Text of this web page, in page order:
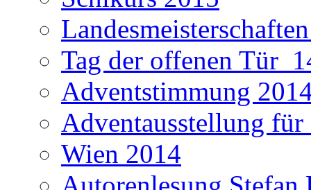
Tag der offenen
Adventstimmung
Adventausstellung
Wien 2014